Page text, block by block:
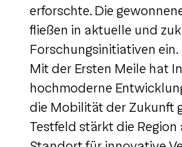
erforschte. Die
fließen in aktuelle und
Forschungsinitiativen ein.
Mit der Ersten Meile hat
hochmoderne
die Mobilität der Zukunft
Testfeld stärkt die